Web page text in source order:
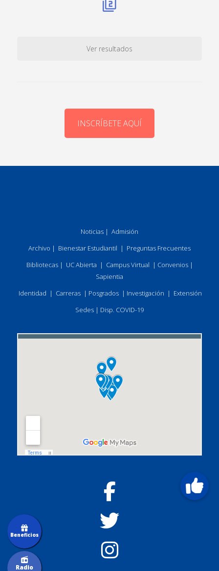
Ver resultados
INSCRÍBETE AQUÍ
Noticias | Admisión
Archivo | Bienestar Estudiantil | Preguntas Frecuentes
Bibliotecas| UC Abierta | Campus Virtual | Convenios|
Sapientia
Identidad | Carreras | Posgrados | Investigación | Extensión
Sedes | Disp. COVID-19
Radio
Beneficios